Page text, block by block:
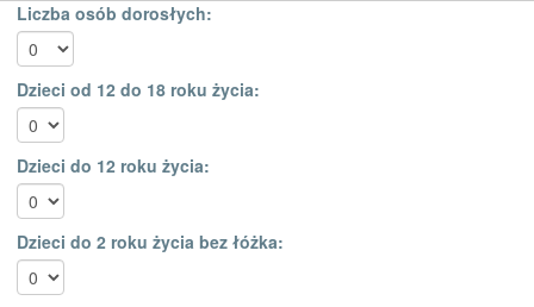
Liczba osób dorosłych:
Dzieci od 12 do 18 roku życia:
Dzieci do 12 roku życia:
Dzieci do 2 roku życia bez łóżka: